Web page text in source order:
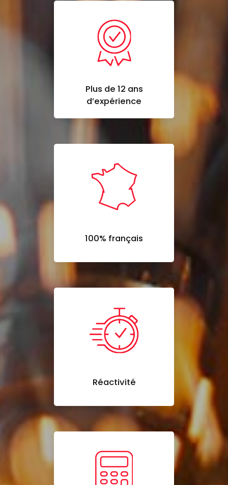
Plus de 12 ans
d’expérience
100% français
Réactivité